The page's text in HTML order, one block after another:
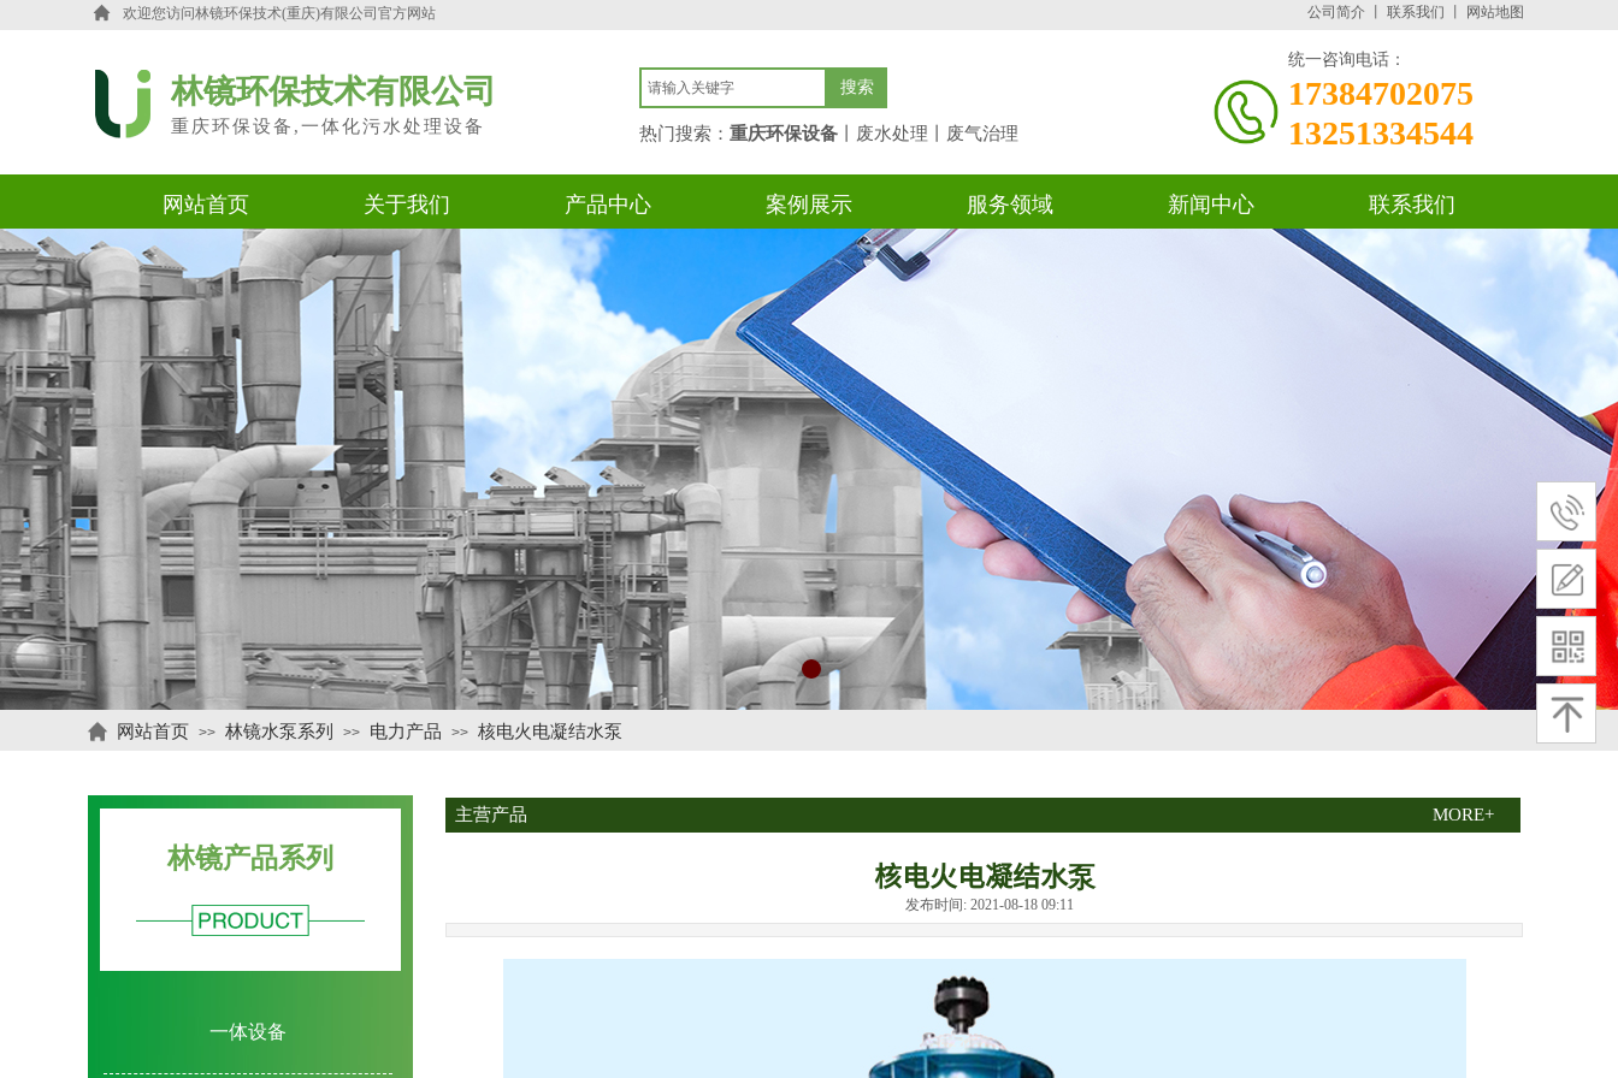
欢迎您访问林镜环保技术(重庆)有限公司官方网站 公司简介 联系我们 网站地图
林镜环保技术有限公司
重庆环保设备,一体化污水处理设备
搜索
热门搜索： 重庆环保设备 丨废水处理丨废气治理
统一咨询电话：
17384702075
13251334544
网站首页 关于我们 产品中心 案例展示 服务领域 新闻中心 联系我们
网站首页 >> 林镜水泵系列 >> 电力产品 >> 核电火电凝结水泵
林镜产品系列
一体设备
MORE+
主营产品
核电火电凝结水泵
发布时间: 2021-08-18 09:11